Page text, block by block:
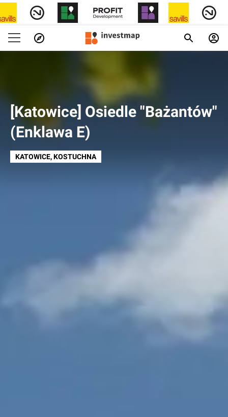
[Katowice] Osiedle "Bażantów"
(Enklawa E)
KATOWICE, KOSTUCHNA